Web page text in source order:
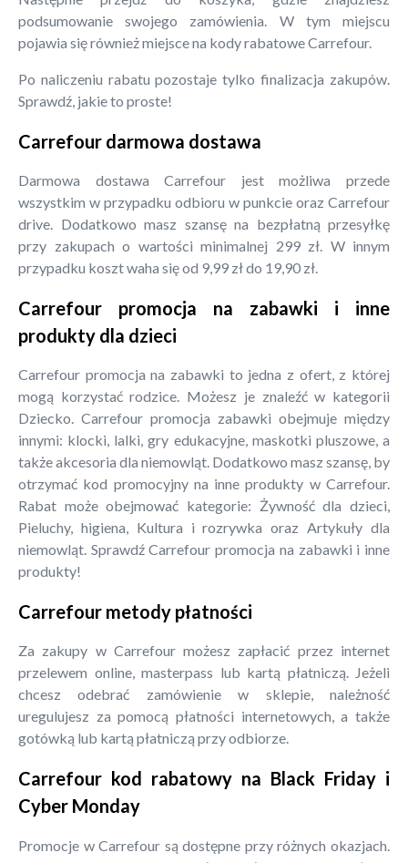
podsumowanie swojego zamówienia. W tym miejscu
pojawia się również miejsce na kody rabatowe Carrefour.
Po naliczeniu rabatu pozostaje tylko finalizacja zakupów.
Sprawdź, jakie to proste!
Carrefour darmowa dostawa
Darmowa dostawa Carrefour jest możliwa przede
wszystkim w przypadku odbioru w punkcie oraz Carrefour
drive. Dodatkowo masz szansę na bezpłatną przesyłkę
przy zakupach o wartości minimalnej 299 zł. W innym
przypadku koszt waha się od 9,99 zł do 19,90 zł.
Carrefour promocja na zabawki i inne
produkty dla dzieci
Carrefour promocja na zabawki to jedna z ofert, z której
mogą korzystać rodzice. Możesz je znaleźć w kategorii
Dziecko. Carrefour promocja zabawki obejmuje między
innymi: klocki, lalki, gry edukacyjne, maskotki pluszowe, a
także akcesoria dla niemowląt. Dodatkowo masz szansę, by
otrzymać kod promocyjny na inne produkty w Carrefour.
Rabat może obejmować kategorie: Żywność dla dzieci,
Pieluchy, higiena, Kultura i rozrywka oraz Artykuły dla
niemowląt. Sprawdź Carrefour promocja na zabawki i inne
produkty!
Carrefour metody płatności
Za zakupy w Carrefour możesz zapłacić przez internet
przelewem online, masterpass lub kartą płatniczą. Jeżeli
chcesz odebrać zamówienie w sklepie, należność
uregulujesz za pomocą płatności internetowych, a także
gotówką lub kartą płatniczą przy odbiorze.
Carrefour kod rabatowy na Black Friday i
Cyber Monday
Promocje w Carrefour są dostępne przy różnych okazjach.